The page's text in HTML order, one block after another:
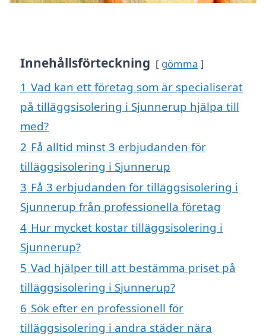
Innehållsförteckning gömma
1 Vad kan ett företag som är specialiserat
på tilläggsisolering i Sjunnerup hjälpa till
med?
2 Få alltid minst 3 erbjudanden för
tilläggsisolering i Sjunnerup
3 Få 3 erbjudanden för tilläggsisolering i
Sjunnerup från professionella företag
4 Hur mycket kostar tilläggsisolering i
Sjunnerup?
5 Vad hjälper till att bestämma priset på
tilläggsisolering i Sjunnerup?
6 Sök efter en professionell för
tilläggsisolering i andra städer nära